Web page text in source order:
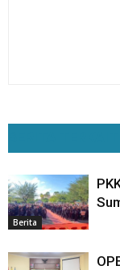
Berita